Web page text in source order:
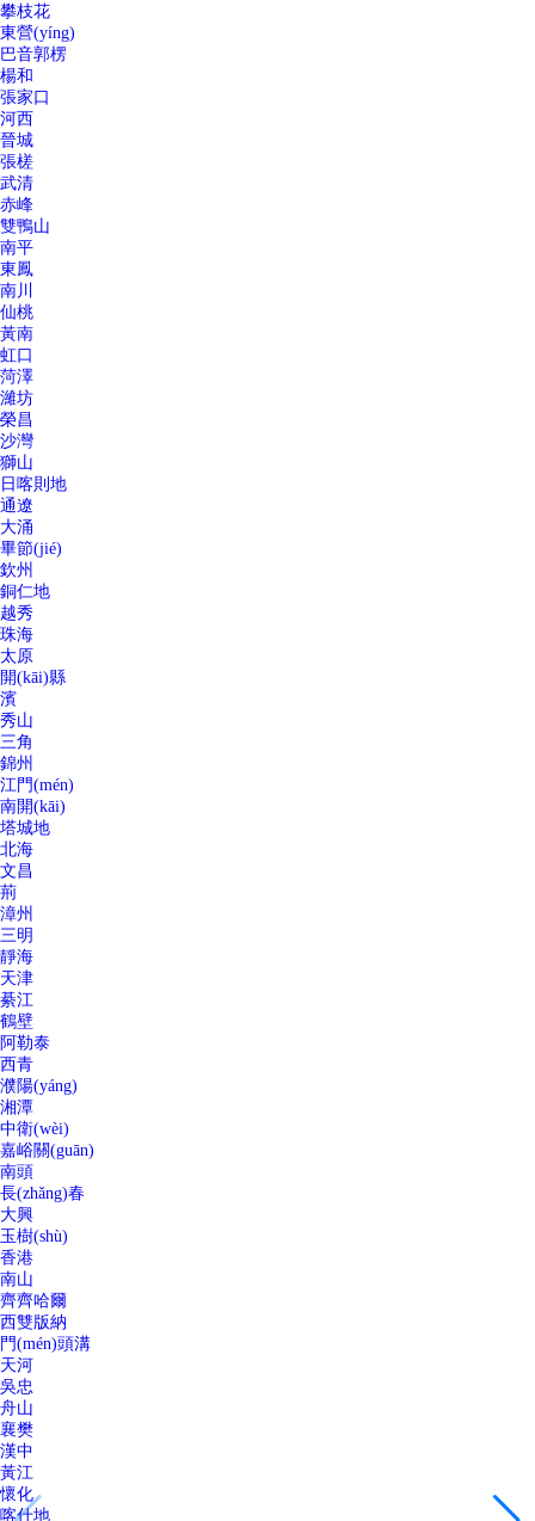
攀枝花
東營(yíng)
巴音郭楞
楊和
張家口
河西
晉城
張槎
武清
赤峰
雙鴨山
南平
東鳳
南川
仙桃
黃南
虹口
菏澤
濰坊
榮昌
沙灣
獅山
日喀則地
通遼
大涌
畢節(jié)
欽州
銅仁地
越秀
珠海
太原
開(kāi)縣
濱
秀山
三角
錦州
江門(mén)
南開(kāi)
塔城地
北海
文昌
荊
漳州
三明
靜海
天津
綦江
鶴壁
阿勒泰
西青
濮陽(yáng)
湘潭
中衛(wèi)
嘉峪關(guān)
南頭
長(zhǎng)春
大興
玉樹(shù)
香港
南山
齊齊哈爾
西雙版納
門(mén)頭溝
天河
吳忠
舟山
襄樊
漢中
黃江
懷化
喀什地